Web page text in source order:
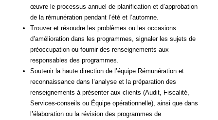
œuvre le processus annuel de planification et d’approbation
de la rémunération pendant l’été et l’automne.
Trouver et résoudre les problèmes ou les occasions
d’amélioration dans les programmes, signaler les sujets de
préoccupation ou fournir des renseignements aux
responsables des programmes.
Soutenir la haute direction de l’équipe Rémunération et
reconnaissance dans l’analyse et la préparation des
renseignements à présenter aux clients (Audit, Fiscalité,
Services-conseils ou Équipe opérationnelle), ainsi que dans
l’élaboration ou la révision des programmes de